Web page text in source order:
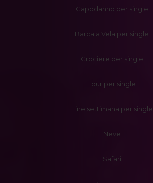
Capodanno per single
Barca a Vela per single
Crociere per single
Tour per single
Fine settimana per single
Neve
Safari